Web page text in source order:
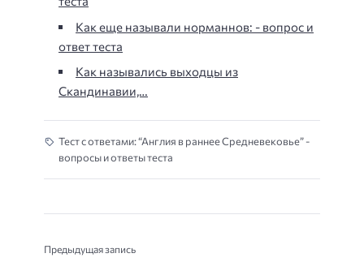
Как еще называли норманнов: - вопрос и
ответ теста
Как назывались выходцы из
Скандинавии,…
Тест с ответами: “Англия в раннее Средневековье” -
вопросы и ответы теста
Предыдущая запись